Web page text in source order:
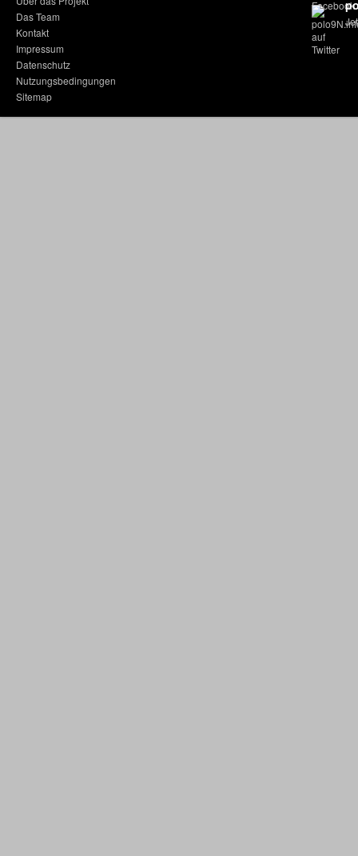
Das Team
Kontakt
Impressum
Datenschutz
Nutzungsbedingungen
Sitemap